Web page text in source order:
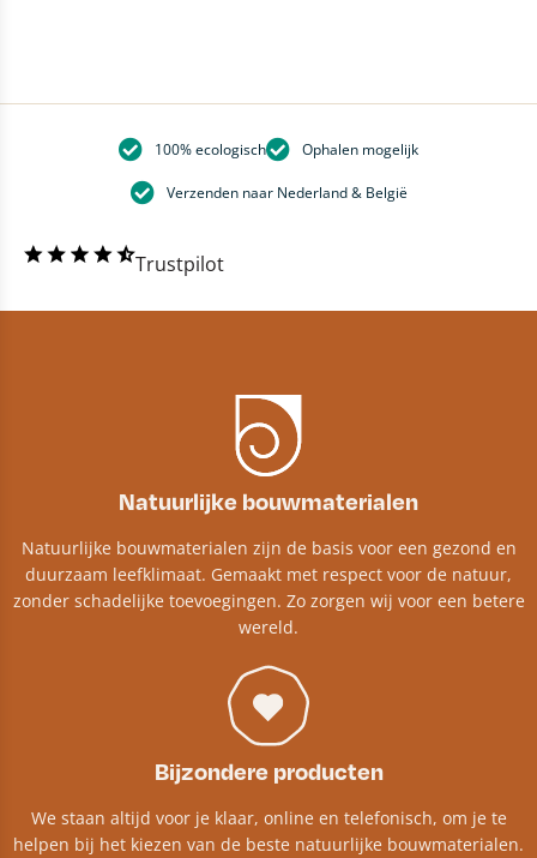
100% ecologisch Ophalen mogelijk
Verzenden naar Nederland & België
Trustpilot
Natuurlijke bouwmaterialen
Natuurlijke bouwmaterialen zijn de basis voor een gezond en
duurzaam leefklimaat. Gemaakt met respect voor de natuur,
zonder schadelijke toevoegingen. Zo zorgen wij voor een betere
wereld.
Bijzondere producten
We staan altijd voor je klaar, online en telefonisch, om je te
helpen bij het kiezen van de beste natuurlijke bouwmaterialen.